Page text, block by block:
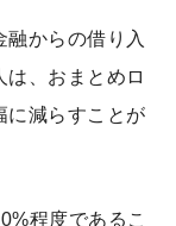
からの借り入
、おまとめロ
に減らすことが
程度であるこ